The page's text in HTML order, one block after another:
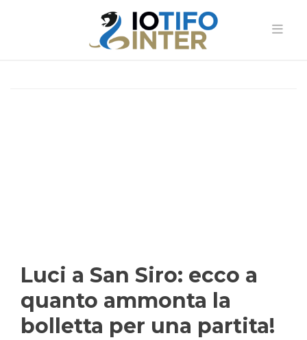
Luci a San Siro: ecco a
quanto ammonta la
bolletta per una partita!